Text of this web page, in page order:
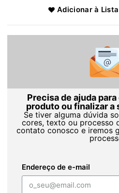
Adicionar à
Precisa de ajuda
produto ou finalizar a
Se tiver alguma dúvida
cores, texto ou processo
contato conosco e iremos
Endereço de e-mail